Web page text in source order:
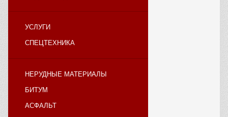
УСЛУГИ
СПЕЦТЕХНИКА
НЕРУДНЫЕ МАТЕРИАЛЫ
БИТУМ
АСФАЛЬТ